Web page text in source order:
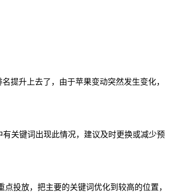
提升上去了，由于苹果变动突然发生变化，
关键词出现此情况，建议及时更换或减少预
投放，把主要的关键词优化到较高的位置，